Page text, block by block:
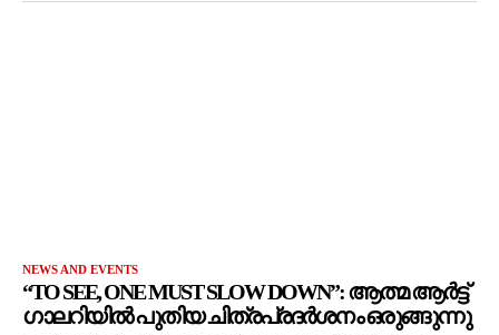
NEWS AND EVENTS
“TO SEE, ONE MUST SLOW DOWN”: ആത്മ ആർട്ട്
ഗാലറിയിൽ പുതിയ ചിത്രപ്രദർശനം ഒരുങ്ങുന്നു